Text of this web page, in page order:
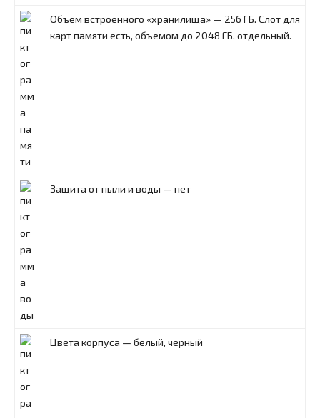
Объем встроенного «хранилища» — 256 ГБ. Слот для
карт памяти есть, объемом до 2048 ГБ, отдельный.
Защита от пыли и воды — нет
Цвета корпуса — белый, черный